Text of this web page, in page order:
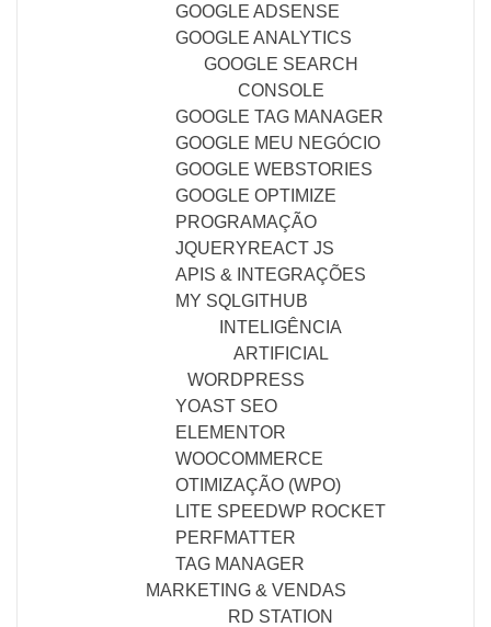
GOOGLE ADSENSE
GOOGLE ANALYTICS
GOOGLE SEARCH
CONSOLE
GOOGLE TAG MANAGER
GOOGLE MEU NEGÓCIO
GOOGLE WEBSTORIES
GOOGLE OPTIMIZE
PROGRAMAÇÃO
JQUERYREACT JS
APIS & INTEGRAÇÕES
MY SQLGITHUB
INTELIGÊNCIA
ARTIFICIAL
WORDPRESS
YOAST SEO
ELEMENTOR
WOOCOMMERCE
OTIMIZAÇÃO (WPO)
LITE SPEEDWP ROCKET
PERFMATTER
TAG MANAGER
MARKETING & VENDAS
RD STATION